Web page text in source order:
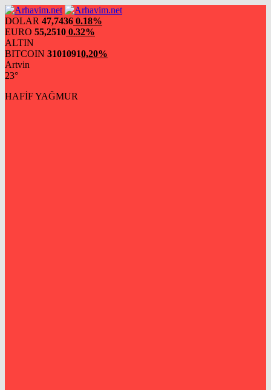
DOLAR 47,7436 0.18%
EURO 55,2510 0.32%
ALTIN
BITCOIN 31010910,20%
Artvin
23°
HAFİF YAĞMUR